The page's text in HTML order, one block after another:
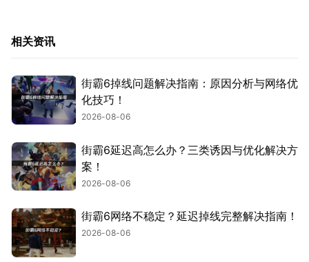
相关资讯
街霸6掉线问题解决指南：原因分析与网络优
化技巧！
2026-08-06
街霸6延迟高怎么办？三类诱因与优化解决方
案！
2026-08-06
街霸6网络不稳定？延迟掉线完整解决指南！
2026-08-06